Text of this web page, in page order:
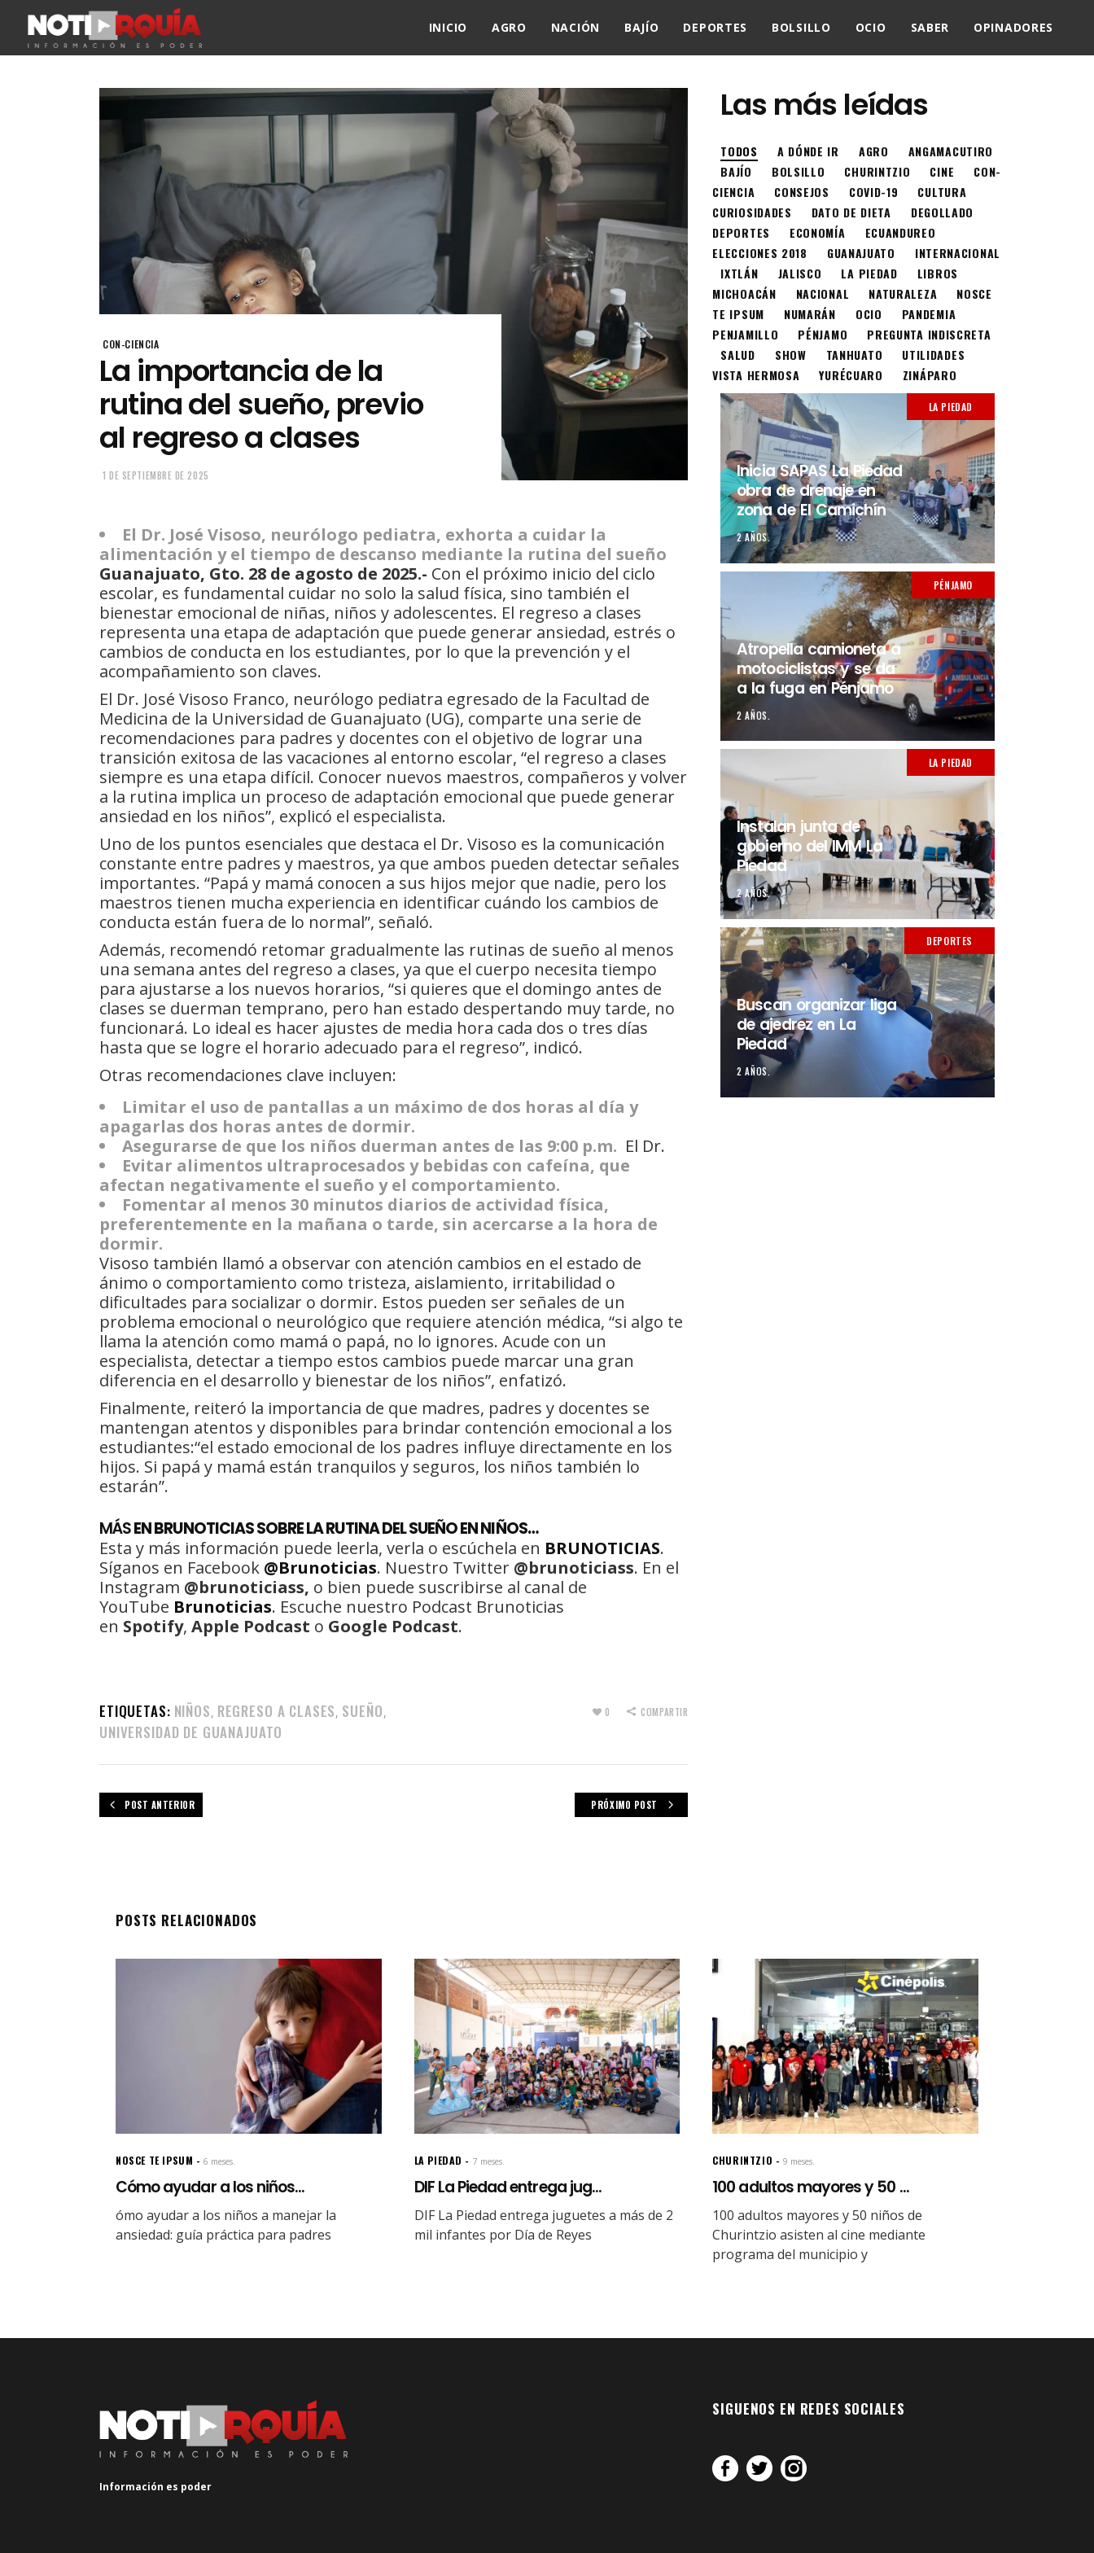
INICIO AGRO NACIÓN BAJÍO DEPORTES BOLSILLO OCIO SABER OPINADORES
CON-CIENCIA
La importancia de la
rutina del sueño, previo
al regreso a clases
1 DE SEPTIEMBRE DE 2025
El Dr. José Visoso, neurólogo pediatra, exhorta a cuidar la
alimentación y el tiempo de descanso mediante la rutina del sueño
Guanajuato, Gto. 28 de agosto de 2025.- Con el próximo inicio del ciclo
escolar, es fundamental cuidar no solo la salud física, sino también el
bienestar emocional de niñas, niños y adolescentes. El regreso a clases
representa una etapa de adaptación que puede generar ansiedad, estrés o
cambios de conducta en los estudiantes, por lo que la prevención y el
acompañamiento son claves.
El Dr. José Visoso Franco, neurólogo pediatra egresado de la Facultad de
Medicina de la Universidad de Guanajuato (UG), comparte una serie de
recomendaciones para padres y docentes con el objetivo de lograr una
transición exitosa de las vacaciones al entorno escolar, “el regreso a clases
siempre es una etapa difícil. Conocer nuevos maestros, compañeros y volver
a la rutina implica un proceso de adaptación emocional que puede generar
ansiedad en los niños”, explicó el especialista.
Uno de los puntos esenciales que destaca el Dr. Visoso es la comunicación
constante entre padres y maestros, ya que ambos pueden detectar señales
importantes. “Papá y mamá conocen a sus hijos mejor que nadie, pero los
maestros tienen mucha experiencia en identificar cuándo los cambios de
conducta están fuera de lo normal”, señaló.
Además, recomendó retomar gradualmente las rutinas de sueño al menos
una semana antes del regreso a clases, ya que el cuerpo necesita tiempo
para ajustarse a los nuevos horarios, “si quieres que el domingo antes de
clases se duerman temprano, pero han estado despertando muy tarde, no
funcionará. Lo ideal es hacer ajustes de media hora cada dos o tres días
hasta que se logre el horario adecuado para el regreso”, indicó.
Otras recomendaciones clave incluyen:
Limitar el uso de pantallas a un máximo de dos horas al día y
apagarlas dos horas antes de dormir.
Asegurarse de que los niños duerman antes de las 9:00 p.m.
Evitar alimentos ultraprocesados y bebidas con cafeína, que
afectan negativamente el sueño y el comportamiento.
Fomentar al menos 30 minutos diarios de actividad física,
preferentemente en la mañana o tarde, sin acercarse a la hora de
dormir.
El Dr.
Visoso también llamó a observar con atención cambios en el estado de
ánimo o comportamiento como tristeza, aislamiento, irritabilidad o
dificultades para socializar o dormir. Estos pueden ser señales de un
problema emocional o neurológico que requiere atención médica, “si algo te
llama la atención como mamá o papá, no lo ignores. Acude con un
especialista, detectar a tiempo estos cambios puede marcar una gran
diferencia en el desarrollo y bienestar de los niños”, enfatizó.
Finalmente, reiteró la importancia de que madres, padres y docentes se
mantengan atentos y disponibles para brindar contención emocional a los
estudiantes:“el estado emocional de los padres influye directamente en los
hijos. Si papá y mamá están tranquilos y seguros, los niños también lo
estarán”.
MÁSEN BRUNOTICIAS SOBRE LA RUTINA DEL SUEÑO EN NIÑOS…
Esta y más información puede leerla, verla o escúchela en BRUNOTICIAS.
Síganos en Facebook @Brunoticias. Nuestro Twitter @brunoticiass. En el
Instagram @brunoticiass, o bien puede suscribirse al canal de
YouTube Brunoticias. Escuche nuestro Podcast Brunoticias
en Spotify, Apple Podcast o Google Podcast.
ETIQUETAS: NIÑOS, REGRESO A CLASES, SUEÑO,
UNIVERSIDAD DE GUANAJUATO
0 COMPARTIR
POST ANTERIOR PRÓXIMO POST
Las más leídas
TODOS A DÓNDE IR AGRO
ANGAMACUTIRO
BAJÍO
BOLSILLO CHURINTZIO CINE
CON-
CIENCIA
CONSEJOS COVID-19
CULTURA
CURIOSIDADES
DATO DE DIETA
DEGOLLADO
DEPORTES
ECONOMÍA
ECUANDUREO
ELECCIONES 2018
GUANAJUATO
INTERNACIONAL
IXTLÁN
JALISCO LA PIEDAD
LIBROS
MICHOACÁN
NACIONAL NATURALEZA
NOSCE
TE IPSUM
NUMARÁN OCIO
PANDEMIA
PENJAMILLO
PÉNJAMO
PREGUNTA INDISCRETA
SALUD
SHOW TANHUATO
UTILIDADES
VISTA HERMOSA
YURÉCUARO ZINÁPARO
LA PIEDAD
Inicia SAPAS La Piedad
obra de drenaje en
zona de El Camichín
2 AÑOS.
PÉNJAMO
Atropella camioneta a
motociclistas y se da
a la fuga en Pénjamo
2 AÑOS.
LA PIEDAD
Instalan junta de
gobierno del IMM La
Piedad
2 AÑOS.
DEPORTES
Buscan organizar liga
de ajedrez en La
Piedad
2 AÑOS.
POSTS RELACIONADOS
NOSCE TE IPSUM 6 meses.
Cómo ayudar a los niños...
ómo ayudar a los niños a manejar la
ansiedad: guía práctica para padres
LA PIEDAD 7 meses.
DIF La Piedad entrega jug...
DIF La Piedad entrega juguetes a más de 2
mil infantes por Día de Reyes
CHURINTZIO 9 meses.
100 adultos mayores y 50 ...
100 adultos mayores y 50 niños de
Churintzio asisten al cine mediante
programa del municipio y
Información es poder
SIGUENOS EN REDES SOCIALES